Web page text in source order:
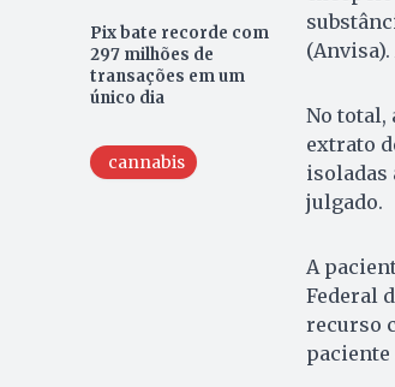
Pix bate recorde com
297 milhões de
transações em um
único dia
cannabis
No total,
extrato
isoladas
julgado.
A
Federal
recurso
paciente